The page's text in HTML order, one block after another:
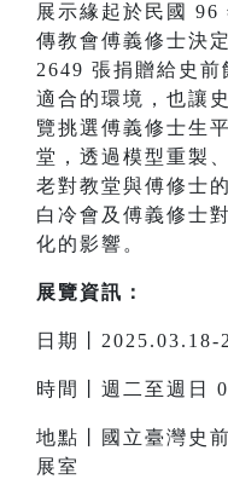
展示緣起於民國
傳教會傅義修士決
2649 張捐贈給史
適合的環境，也讓
覽挑選傅義修士生
堂，透過模型重製
老對教堂與傅修士
白冷會及傅義修士
化的影響。
展覽資訊：
日期丨2025.03.18-
時間丨週二至週日
地點丨國立臺灣史
展室